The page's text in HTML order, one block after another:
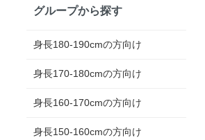
グループから探す
身長180-190cmの方向け
身長170-180cmの方向け
身長160-170cmの方向け
身長150-160cmの方向け